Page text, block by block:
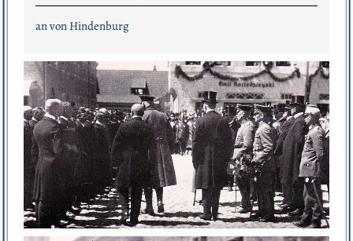
an von Hindenburg